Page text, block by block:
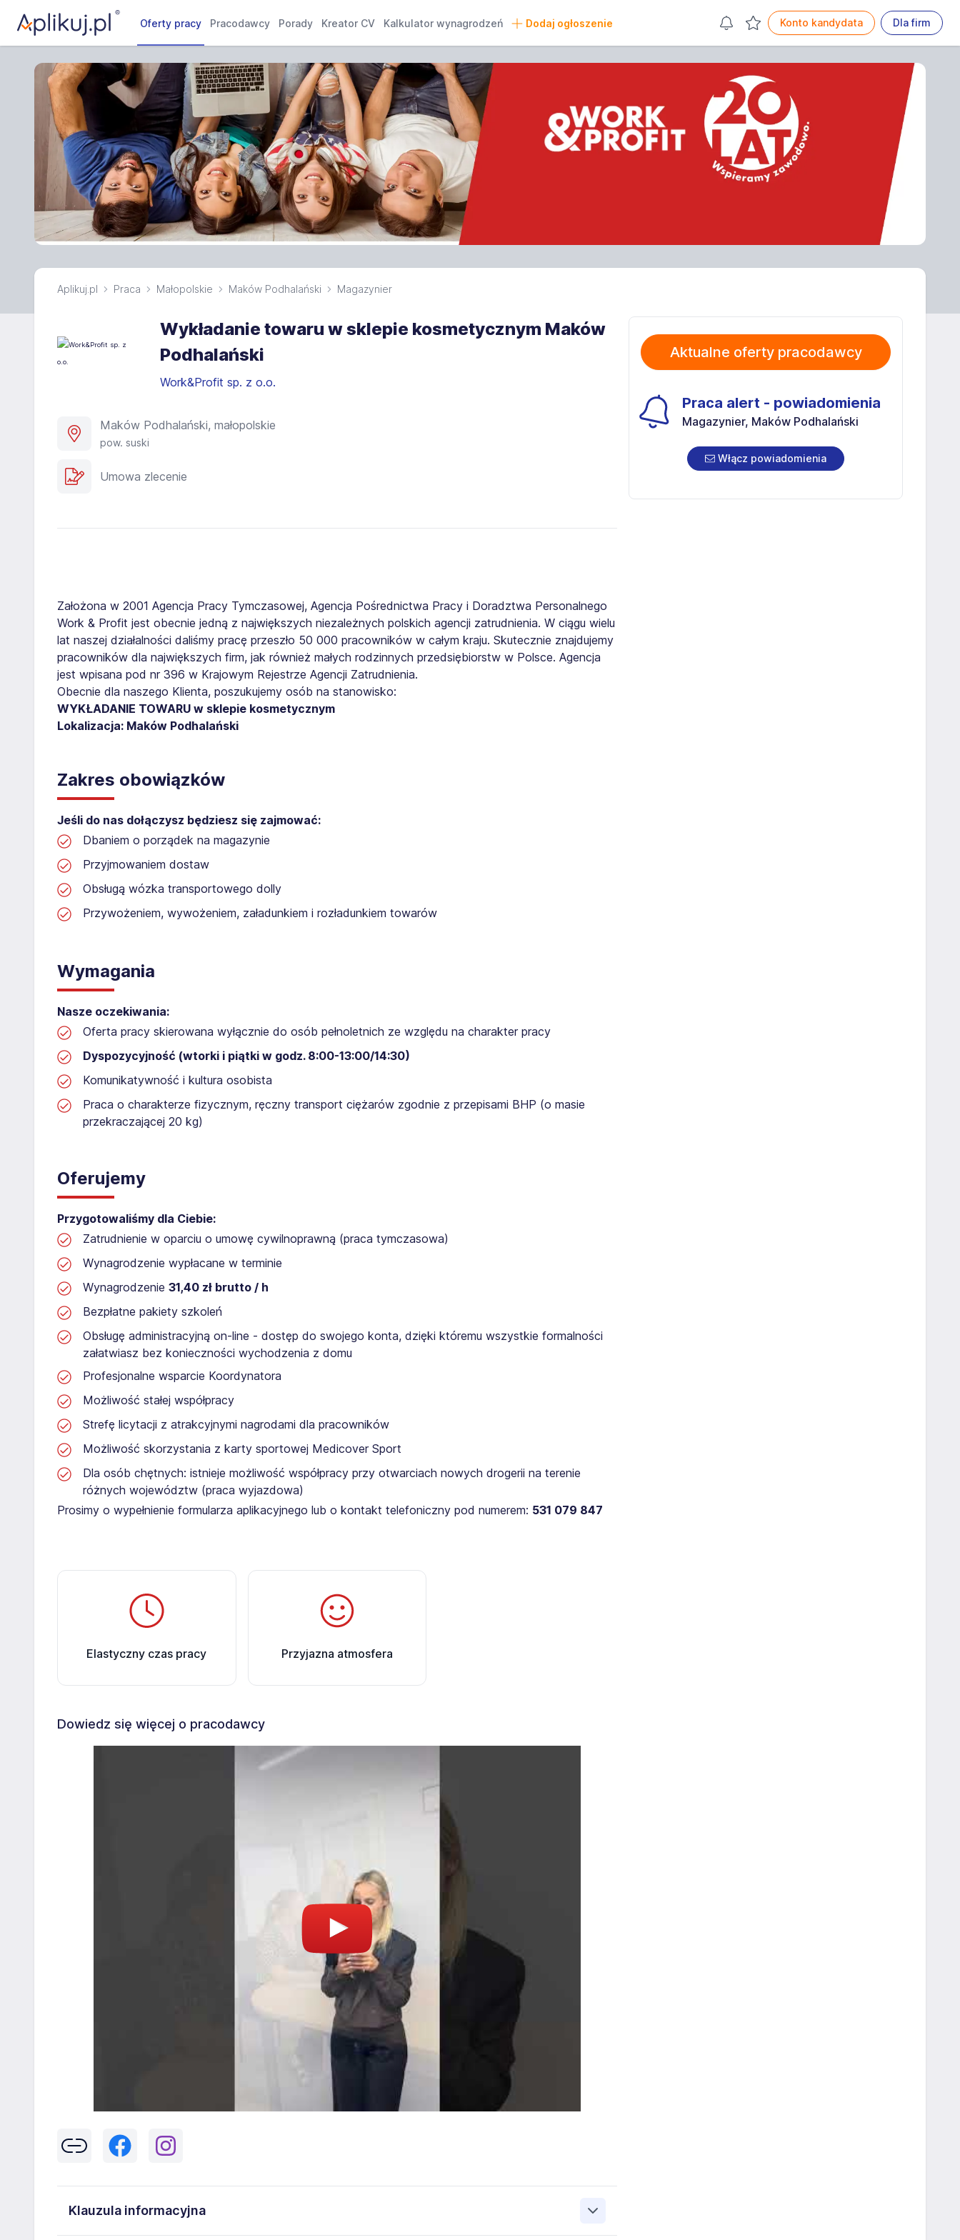
Oferty pracy Pracodawcy Porady Kreator CV Kalkulator wynagrodzeń Dodaj ogłoszenie Konto kandydata Dla firm
Aplikuj.pl Praca Małopolskie Maków Podhalański Magazynier
Wykładanie towaru w sklepie kosmetycznym Maków
Podhalański
Work&Profit sp. z o.o.
Maków Podhalański, małopolskie
pow. suski
Umowa zlecenie
Założona w 2001 Agencja Pracy Tymczasowej, Agencja Pośrednictwa Pracy i Doradztwa Personalnego
Work & Profit jest obecnie jedną z największych niezależnych polskich agencji zatrudnienia. W ciągu wielu
lat naszej działalności daliśmy pracę przeszło 50 000 pracowników w całym kraju. Skutecznie znajdujemy
pracowników dla największych firm, jak również małych rodzinnych przedsiębiorstw w Polsce. Agencja
jest wpisana pod nr 396 w Krajowym Rejestrze Agencji Zatrudnienia.
Obecnie dla naszego Klienta, poszukujemy osób na stanowisko:
WYKŁADANIE TOWARU w sklepie kosmetycznym
Lokalizacja: Maków Podhalański
Zakres obowiązków
Jeśli do nas dołączysz będziesz się zajmować:
Dbaniem o porządek na magazynie
Przyjmowaniem dostaw
Obsługą wózka transportowego dolly
Przywożeniem, wywożeniem, załadunkiem i rozładunkiem towarów
Wymagania
Nasze oczekiwania:
Oferta pracy skierowana wyłącznie do osób pełnoletnich ze względu na charakter pracy
Dyspozycyjność (wtorki i piątki w godz. 8:00-13:00/14:30​)
Komunikatywność i kultura osobista
Praca o charakterze fizycznym, ręczny transport ciężarów zgodnie z przepisami BHP (o masie
przekraczającej 20 kg)
Oferujemy
Przygotowaliśmy dla Ciebie:
Zatrudnienie w oparciu o umowę cywilnoprawną (praca tymczasowa)
Wynagrodzenie wypłacane w terminie
Wynagrodzenie 31,40 zł brutto / h
Bezpłatne pakiety szkoleń
Obsługę administracyjną on-line - dostęp do swojego konta, dzięki któremu wszystkie formalności
załatwiasz bez konieczności wychodzenia z domu
Profesjonalne wsparcie Koordynatora
Możliwość stałej współpracy
Strefę licytacji z atrakcyjnymi nagrodami dla pracowników
Możliwość skorzystania z karty sportowej Medicover Sport
Dla osób chętnych: istnieje możliwość współpracy przy otwarciach nowych drogerii na terenie
różnych województw (praca wyjazdowa)
Prosimy o wypełnienie formularza aplikacyjnego lub o kontakt telefoniczny pod numerem: 531 079 847
Elastyczny czas pracy Przyjazna atmosfera
Dowiedz się więcej o pracodawcy
Klauzula informacyjna
Aktualne oferty pracodawcy
Praca alert - powiadomienia
Magazynier, Maków Podhalański
Włącz powiadomienia